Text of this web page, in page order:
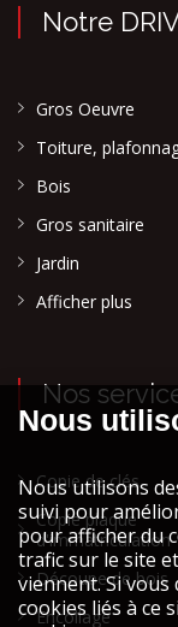
Notre
Gros Oeuvre
Toiture,
Bois
Gros sanitaire
Jardin
Afficher plus
Nos
Copie de clés
Copie plaque
d'immatriculation
Découpe de bois
Encollage